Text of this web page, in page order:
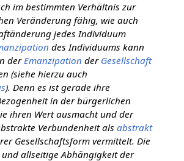
im bestimmten Verhältnis zur
Veränderung fähig, wie auch
jedes Individuum
des Individuums kann
derEmanzipation der Gesellschaft
(siehe hierzu auch
). Denn es ist gerade ihre
in der bürgerlichen
ihren Wert ausmacht und der
Verbundenheit als abstrakt
Gesellschaftsform vermittelt. Die
und allseitige Abhängigkeit der